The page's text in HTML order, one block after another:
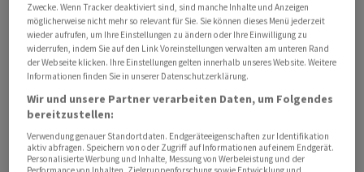
versuchen seit einiger Zeit in verschiedenen
Bundesstaaten, Trumps Teilnahme an den Vorwahlen zu
verhindern und den Namen des 77-Jährigen von
Wahlzetteln streichen zu lassen. Die Richterinnen und
Richter nutzen den Termin am Donnerstag, um eine
Vielzahl an Fragen zur Argumentation beider Seiten zu
stellen. Mit einer Entscheidung des Supreme Court ist
erst zu einem späteren Zeitpunkt zu rechnen.
Zwecke. Wenn Tracker deaktiviert sind, sind manche Inhalte und Anzeigen
möglicherweise nicht mehr so relevant für Sie. Sie können dieses Menü jederzeit
wieder aufrufen, um Ihre Einstellungen zu ändern oder Ihre Einwilligung zu
widerrufen, indem Sie auf den Link Voreinstellungen verwalten am unteren Rand
der Webseite klicken. Ihre Einstellungen gelten innerhalb unseres Website. Weitere
Informationen finden Sie in unserer Datenschutzerklärung.
Wir und unsere Partner verarbeiten Daten, um Folgendes
bereitzustellen:
Verwendung genauer Standortdaten. Endgeräteeigenschaften zur Identifikation
aktiv abfragen. Speichern von oder Zugriff auf Informationen auf einem Endgerät.
Personalisierte Werbung und Inhalte, Messung von Werbeleistung und der